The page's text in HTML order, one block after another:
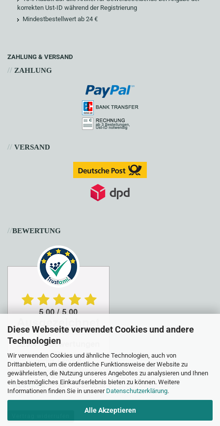
Diese Webseite verwendet Cookies und andere
Technologien
Wir verwenden Cookies und ähnliche Technologien, auch von
Drittanbietern, um die ordentliche Funktionsweise der Website zu
gewährleisten, die Nutzung unseres Angebotes zu analysieren und Ihnen
ein bestmögliches Einkaufserlebnis bieten zu können. Weitere
Informationen finden Sie in unserer Datenschutzerklärung.
Alle Akzeptieren
korrekten Ust-ID während der Registrierung
Mindestbestellwert ab 24 €
ZAHLUNG & VERSAND
// ZAHLUNG
// VERSAND
//BEWERTUNG